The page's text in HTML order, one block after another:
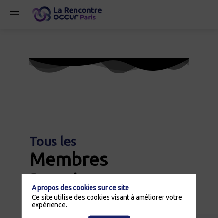
Tous les
Membres
Premium
Ils seront présents. Rencontrez-les !
A propos des cookies sur ce site
Ce site utilise des cookies visant à améliorer votre
expérience.